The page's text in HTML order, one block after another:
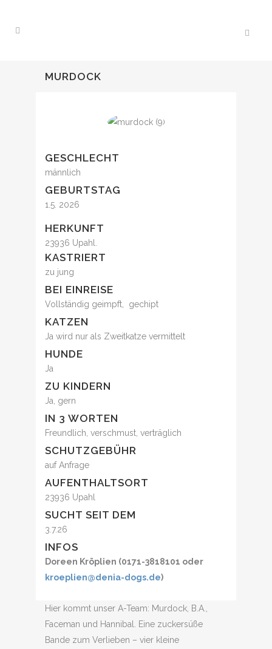
MURDOCK
GESCHLECHT
männlich
GEBURTSTAG
1.5. 2026
HERKUNFT
23936 Upahl.
KASTRIERT
zu jung
BEI EINREISE
Vollständig geimpft, gechipt
KATZEN
Ja wird nur als Zweitkatze vermittelt
HUNDE
Ja
ZU KINDERN
Ja, gern
IN 3 WORTEN
Freundlich, verschmust, verträglich
SCHUTZGEBÜHR
auf Anfrage
AUFENTHALTSORT
23936 Upahl
SUCHT SEIT DEM
3.7.26
INFOS
Doreen Kröplien (0171-3818101 oder
kroeplien@denia-dogs.de)
Hier kommt unser A-Team: Murdock, B.A.,
Faceman und Hannibal. Eine zuckersüße
Bande zum Verlieben – vier kleine